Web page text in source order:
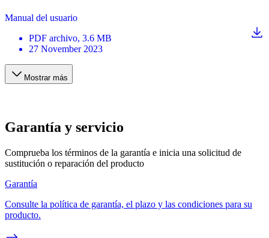
Manual del usuario
PDF archivo, 3.6 MB
27 November 2023
Mostrar más
Garantía y servicio
Comprueba los términos de la garantía e inicia una solicitud de
sustitución o reparación del producto
Garantía
Consulte la política de garantía, el plazo y las condiciones para su
producto.